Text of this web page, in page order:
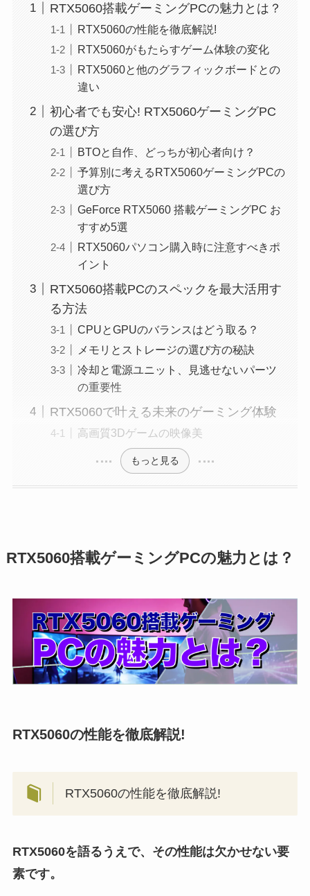
RTX5060搭載ゲーミングPCの魅力とは？
RTX5060の性能を徹底解説!
RTX5060がもたらすゲーム体験の変化
RTX5060と他のグラフィックボードとの
違い
初心者でも安心! RTX5060ゲーミングPC
の選び方
BTOと自作、どっちが初心者向け？
予算別に考えるRTX5060ゲーミングPCの
選び方
GeForce RTX5060 搭載ゲーミングPC お
すすめ5選
RTX5060パソコン購入時に注意すべきポ
イント
RTX5060搭載PCのスペックを最大活用す
る方法
CPUとGPUのバランスはどう取る？
メモリとストレージの選び方の秘訣
冷却と電源ユニット、見逃せないパーツ
の重要性
RTX5060で叶える未来のゲーミング体験
高画質3Dゲームの映像美
もっと見る
RTX5060搭載ゲーミングPCの魅力とは？
RTX5060の性能を徹底解説!
RTX5060の性能を徹底解説!
RTX5060を語るうえで、その性能は欠かせない要
素です。